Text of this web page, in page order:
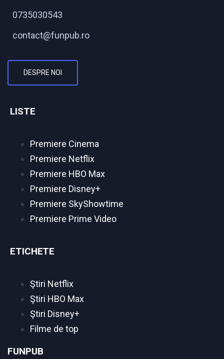
0735030543
contact@funpub.ro
DESPRE NOI
LISTE
Premiere Cinema
Premiere Netflix
Premiere HBO Max
Premiere Disney+
Premiere SkyShowtime
Premiere Prime Video
ETICHETE
Ştiri Netflix
Ştiri HBO Max
Ştiri Disney+
Filme de top
FUNPUB